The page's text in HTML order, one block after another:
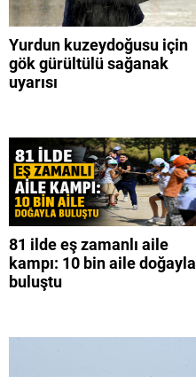
Yurdun kuzeydoğusu için
gök gürültülü sağanak
uyarısı
81 ilde eş zamanlı aile
kampı: 10 bin aile doğayla
buluştu